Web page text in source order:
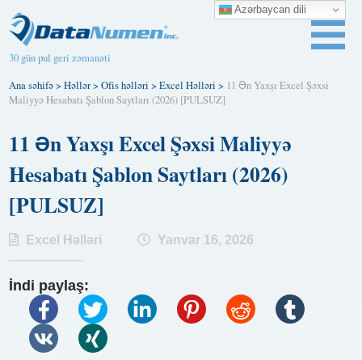
30 gün pul geri zəmanəti
Ana səhifə>Həllər>Ofis həlləri >Excel Həlləri > 11 Ən Yaxşı Excel Şəxsi
Maliyyə Hesabatı Şablon Saytları (2026) [PULSUZ]
11 Ən Yaxşı Excel Şəxsi Maliyyə
Hesabatı Şablon Saytları (2026)
[PULSUZ]
Excel Həlləri Yanvar 16, 2026
İndi paylaş:
Azərbaycan dili